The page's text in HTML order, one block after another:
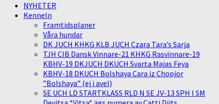
NYHETER
Kenneln
Framtidsplaner
Våra hundar
DK JUCH KHKG KLB JUCH Czara Tara’s Sarja
TJH CIB Dansk Vinnare-21 KHKG Rasvinnare-19
KBHV-19 DKJUCH DKUCH Svarta Majas Feya
KBHV-18 DKUCH Bolshaya Cara iz Chopjor
”Bolshaya” (ej i avel)
SE UCH LD STARTKLASS RLD N SE JV-13 SPH I SM